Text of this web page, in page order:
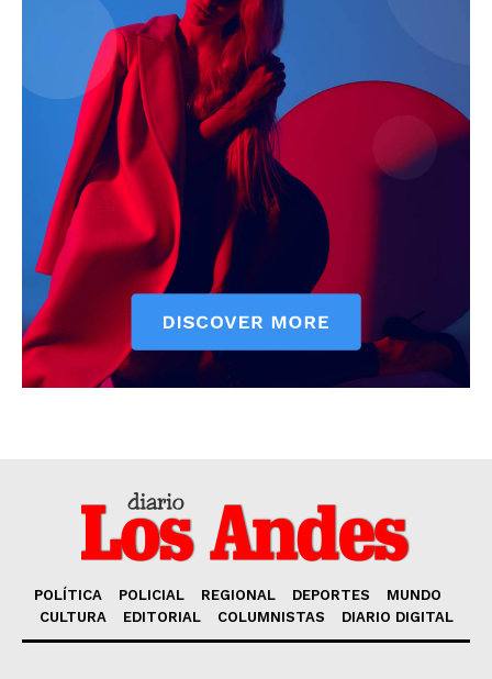
POLÍTICA POLICIAL REGIONAL DEPORTES
MUNDO
CULTURA
EDITORIAL COLUMNISTAS DIARIO DIGITAL